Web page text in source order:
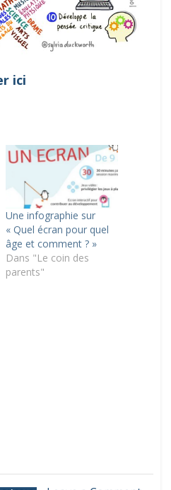
ici
Une infographie sur
« Quel écran pour quel
âge et comment ? »
Dans "Le coin des
parents"